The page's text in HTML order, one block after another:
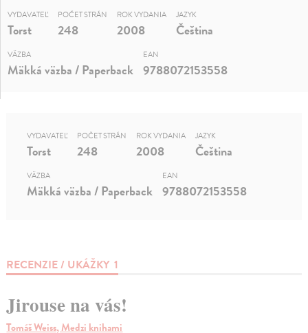
VYDAVATEĽ
Torst
POČET STRÁN
248
ROK VYDANIA
2008
JAZYK
Čeština
VÄZBA
Mäkká väzba / Paperback
EAN
9788072153558
RECENZIE / UKÁŽKY 1
Jirouse na vás!
Tomáš Weiss, Medzi knihami
VYDAVATEĽ
Torst
POČET STRÁN
248
ROK VYDANIA
2008
JAZYK
Čeština
VÄZBA
Mäkká väzba / Paperback
EAN
9788072153558